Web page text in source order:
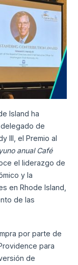
Island ha
de
III, el Premio al
anual Café
el liderazgo de
y la
en Rhode Island,
de las
por parte de
para
de